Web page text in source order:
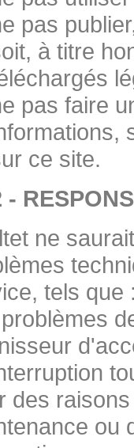
pas
à titre
pas faire
ce site.
-
ne
tels que
des
ou